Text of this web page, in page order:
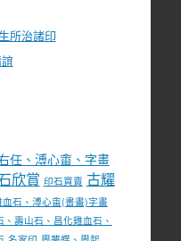
所治諸印
任、溥心畬、字畫
欣賞 印石買賣 古耀
石、溥心畬(書畫)字畫
壽山石、昌化雞血石、